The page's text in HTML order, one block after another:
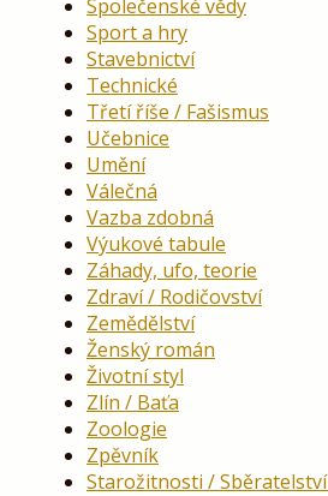
Společenské vědy
Sport a hry
Stavebnictví
Technické
Třetí říše / Fašismus
Učebnice
Umění
Válečná
Vazba zdobná
Výukové tabule
Záhady, ufo, teorie
Zdraví / Rodičovství
Zemědělství
Ženský román
Životní styl
Zlín / Baťa
Zoologie
Zpěvník
Starožitnosti / Sběratelství